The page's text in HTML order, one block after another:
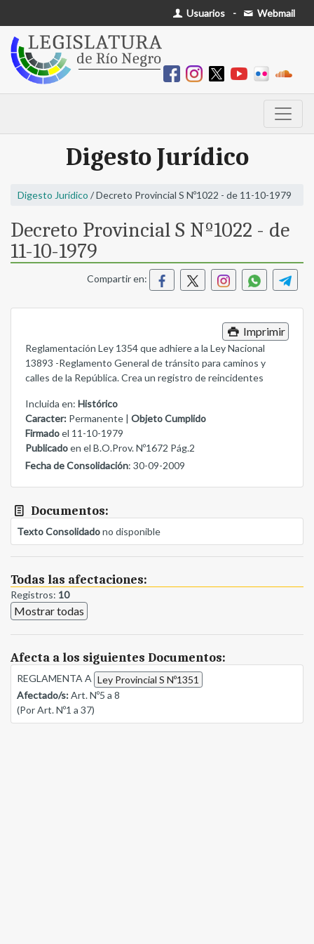
Usuarios - Webmail
Digesto Jurídico
Digesto Jurídico / Decreto Provincial S Nº1022 - de 11-10-1979
Decreto Provincial S Nº1022 - de
11-10-1979
Compartir en:
Imprimir
Reglamentación Ley 1354 que adhiere a la Ley Nacional
13893 -Reglamento General de tránsito para caminos y
calles de la República. Crea un registro de reincidentes
Incluida en: Histórico
Caracter: Permanente | Objeto Cumplido
Firmadoel 11-10-1979
Publicadoen el B.O.Prov. Nº1672 Pág.2
Fecha de Consolidación: 30-09-2009
Documentos:
Texto Consolidadono disponible
Todas las afectaciones:
Registros: 10
Mostrar todas
Afecta a los siguientes Documentos:
REGLAMENTA A Ley Provincial S Nº1351
Afectado/s:Art. Nº5 a 8
(Por Art. Nº1 a 37)